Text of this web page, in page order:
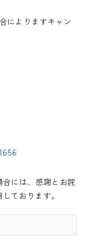
によりますキャン
には、感謝とお詫
ております。